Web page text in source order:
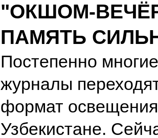
"ОКШОМ-
ПАМЯТЬ
Постепенно
журналы
формат
Узбекистане.